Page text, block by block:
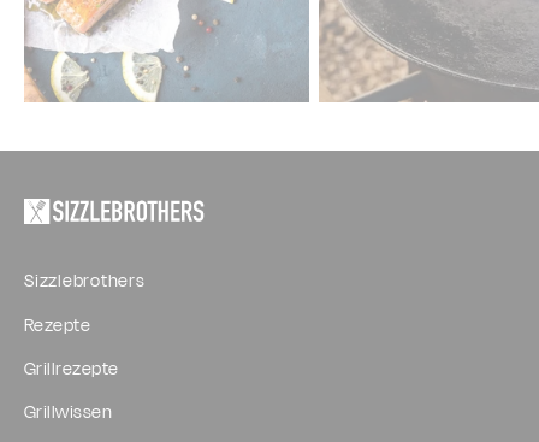
Sizzlebrothers
Rezepte
Grillrezepte
Grillwissen